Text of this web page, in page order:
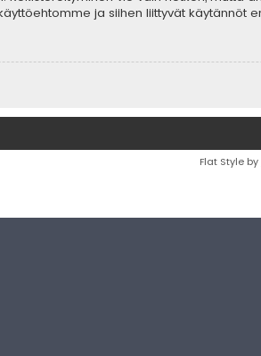
ja siihen liittyvät käytännöt
Flat Style by